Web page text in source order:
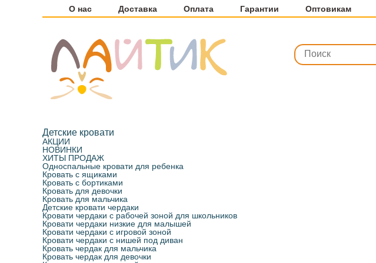
О нас Доставка Оплата Гарантии Оптовикам
Детские кровати
АКЦИИ
НОВИНКИ
ХИТЫ ПРОДАЖ
Односпальные кровати для ребенка
Кровать с ящиками
Кровать с бортиками
Кровать для девочки
Кровать для мальчика
Детские кровати чердаки
Кровати чердаки с рабочей зоной для школьников
Кровати чердаки низкие для малышей
Кровати чердаки с игровой зоной
Кровати чердаки с нишей под диван
Кровать чердак для мальчика
Кровать чердак для девочки